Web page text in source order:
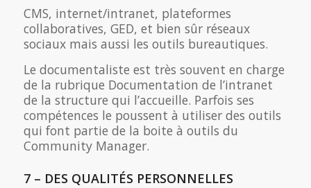
CMS, internet/intranet, plateformes
collaboratives, GED, et bien sûr réseaux
sociaux mais aussi les outils bureautiques.
Le documentaliste est très souvent en charge
de la rubrique Documentation de l’intranet
de la structure qui l’accueille. Parfois ses
compétences le poussent à utiliser des outils
qui font partie de la boite à outils du
Community Manager.
7 – DES QUALITÉS PERSONNELLES